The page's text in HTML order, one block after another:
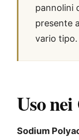
pannolini
presente
vario tipo.
Uso
Sodium